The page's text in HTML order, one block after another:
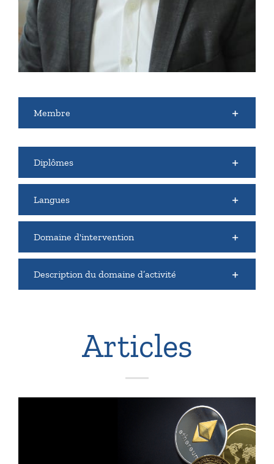
Membre
Diplômes
Langues
Domaine d'intervention
Description du domaine d’activité
Articles